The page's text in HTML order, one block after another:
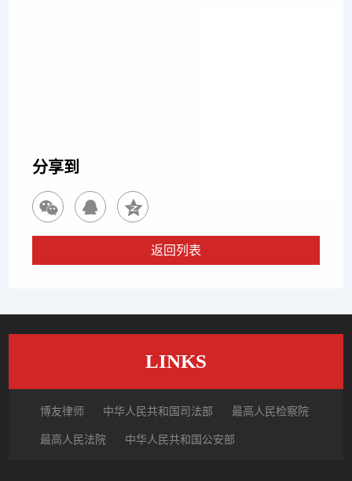
分享到
返回列表
LINKS
博友律师 中华人民共和国司法部 最高人民检察院
最高人民法院 中华人民共和国公安部